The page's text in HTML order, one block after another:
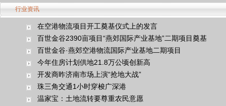
行业资讯
在空港物流项目开工奠基仪式上的发言
百世金谷2390亩项目“燕郊国际产业基地”二期项目奠基
百世金谷·燕郊空港物流国际产业基地二期项目
今年住房计划供地21.8万公顷创新高
开发商昨济南市场上演“抢地大战”
珠三角交通1小时穿梭广深港
温家宝：土地流转要尊重农民意愿